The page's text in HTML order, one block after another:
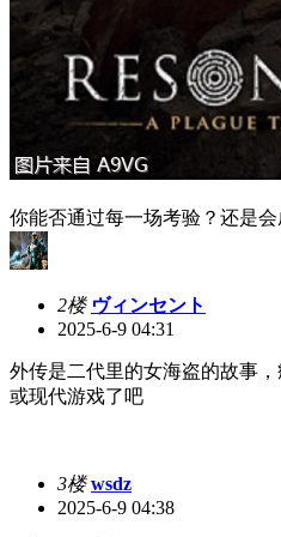
你能否通过每一场考验？还是
2楼 ヴィンセント
2025-6-9 04:31
外传是二代里的女海盗的故事
或现代游戏了吧
3楼 wsdz
2025-6-9 04:38